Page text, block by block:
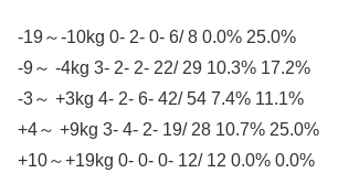
-19～-10kg 0- 2- 0- 6/ 8 0.0% 25.0%
-9～ -4kg 3- 2- 2- 22/ 29 10.3% 17.2%
-3～ +3kg 4- 2- 6- 42/ 54 7.4% 11.1%
+4～ +9kg 3- 4- 2- 19/ 28 10.7% 25.0%
+10～+19kg 0- 0- 0- 12/ 12 0.0% 0.0%